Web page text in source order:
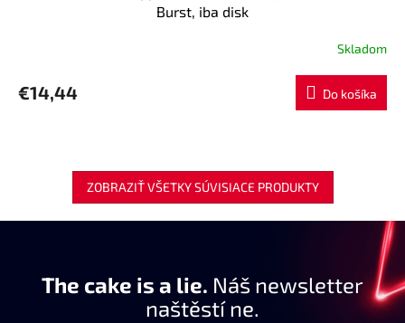
Burst, iba disk
Skladom
€14,44 Do košíka
ZOBRAZIŤ VŠETKY SÚVISIACE PRODUKTY
The cake is a lie. Náš newsletter
naštěstí ne.